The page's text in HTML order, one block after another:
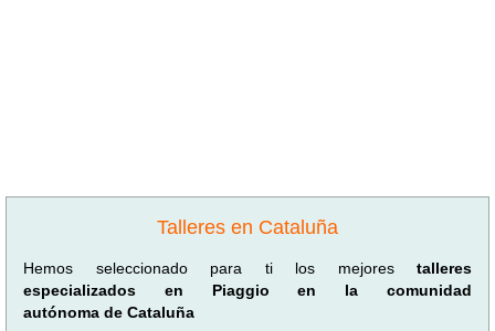
Talleres en Cataluña
Hemos seleccionado para ti los mejores talleres
especializados en Piaggio en la comunidad
autónoma de Cataluña